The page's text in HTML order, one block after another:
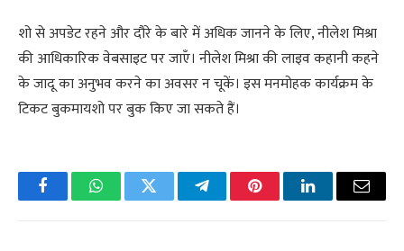
शो से अपडेट रहने और दौरे के बारे में अधिक जानने के लिए, नीलेश मिश्रा
की आधिकारिक वेबसाइट पर जाएँ। नीलेश मिश्रा की लाइव कहानी कहने
के जादू का अनुभव करने का अवसर न चूकें। इस मनमोहक कार्यक्रम के
टिकट बुकमायशो पर बुक किए जा सकते हैं।
FacebookWhatsAppTwitter TelegramPinterestLinkedInEmail